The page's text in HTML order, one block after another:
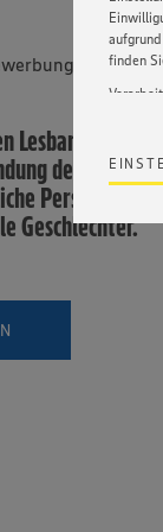
finden
Wir
ohne
Satz 1
Lesbarkeit
der
Geschlechter.